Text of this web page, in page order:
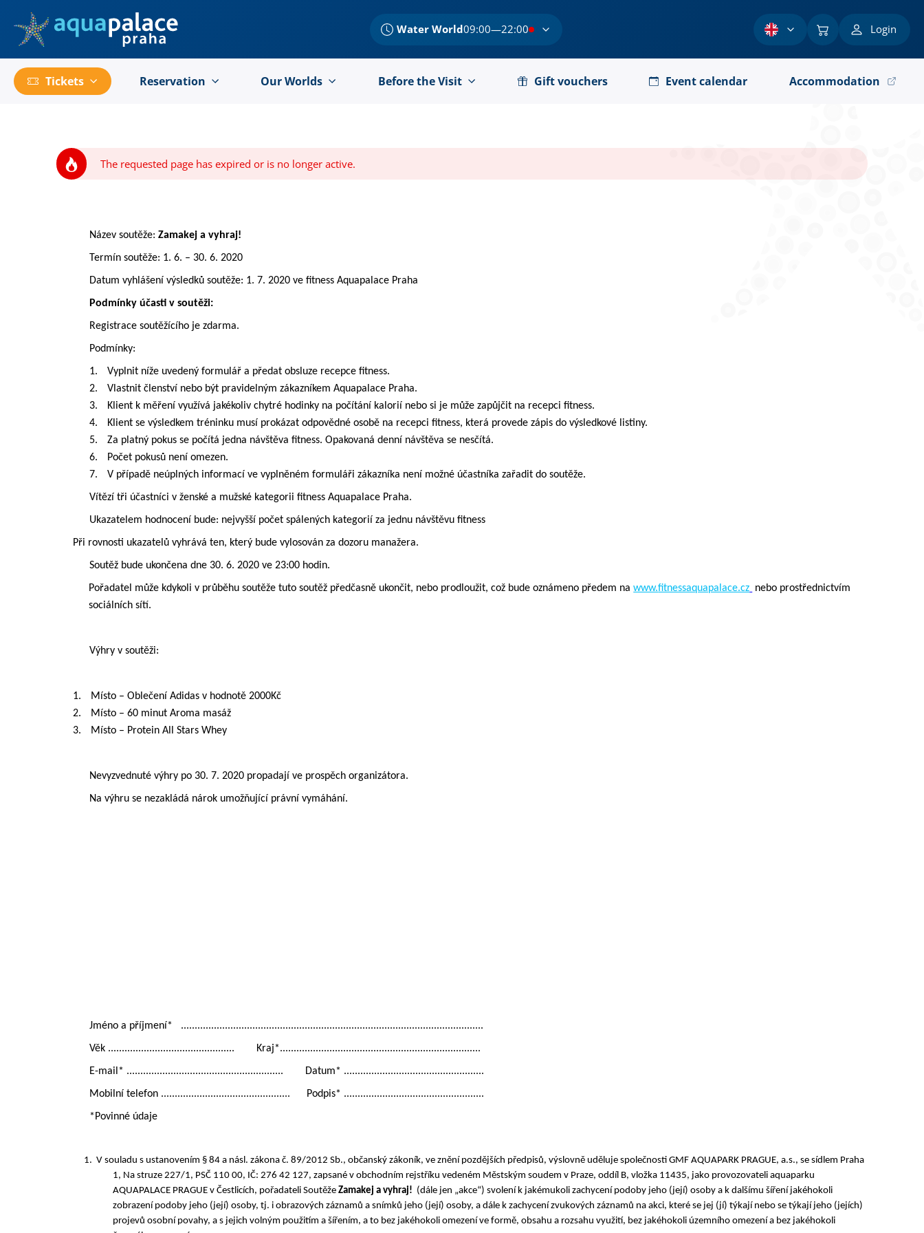
Water World09:00—22:00 Login
Tickets Reservation Our Worlds Before the Visit Gift vouchers Event calendar Accommodation
The requested page has expired or is no longer active.
Název soutěže: Zamakej a vyhraj!
Termín soutěže: 1. 6. – 30. 6. 2020
Datum vyhlášení výsledků soutěže: 1. 7. 2020 ve fitness Aquapalace Praha
Podmínky účasti v soutěži:
Registrace soutěžícího je zdarma.
Podmínky:
1.
Vyplnit níže uvedený formulář a předat obsluze recepce fitness.
2.
Vlastnit členství nebo být pravidelným zákazníkem Aquapalace Praha.
3.
Klient k měření využívá jakékoliv chytré hodinky na počítání kalorií nebo si je může zapůjčit na recepci fitness.
4.
Klient se výsledkem tréninku musí prokázat odpovědné osobě na recepci fitness, která provede zápis do výsledkové listiny.
5.
Za platný pokus se počítá jedna návštěva fitness. Opakovaná denní návštěva se nesčítá.
6.
Počet pokusů není omezen.
7.
V případě neúplných informací ve vyplněném formuláři zákazníka není možné účastníka zařadit do soutěže.
Vítězí tři účastníci v ženské a mužské kategorii fitness Aquapalace Praha.
Ukazatelem hodnocení bude: nejvyšší počet spálených kategorií za jednu návštěvu fitness
Při rovnosti ukazatelů vyhrává ten, který bude vylosován za dozoru manažera.
Soutěž bude ukončena dne 30. 6. 2020 ve 23:00 hodin.
Pořadatel může kdykoli v průběhu soutěže tuto soutěž předčasně ukončit, nebo prodloužit, což bude oznámeno předem nawww.fitnessaquapalace.cz nebo prostřednictvím
sociálních sítí.
Výhry v soutěži:
1.
Místo – Oblečení Adidas v hodnotě 2000Kč
2.
Místo – 60 minut Aroma masáž
3.
Místo – Protein All Stars Whey
Nevyzvednuté výhry po 30. 7. 2020 propadají ve prospěch organizátora.
Na výhru se nezakládá nárok umožňující právní vymáhání.
Jméno a příjmení* ..............................................................................................................
Věk .............................................. Kraj*.........................................................................
E-mail* ......................................................... Datum* ...................................................
Mobilní telefon ............................................... Podpis* ...................................................
*Povinné údaje
V souladu s ustanovením § 84 a násl. zákona č. 89/2012 Sb., občanský zákoník, ve znění pozdějších předpisů, výslovně uděluje společnosti GMF AQUAPARK PRAGUE, a.s., se sídlem Praha
1, Na struze 227/1, PSČ 110 00, IČ: 276 42 127, zapsané v obchodním rejstříku vedeném Městským soudem v Praze, oddíl B, vložka 11435, jako provozovateli aquaparku
AQUAPALACE PRAGUE v Čestlicích, pořadateli Soutěže Zamakej a vyhraj! (dále jen „akce“) svolení k jakémukoli zachycení podoby jeho (její) osoby a k dalšímu šíření jakéhokoli
zobrazení podoby jeho (její) osoby, tj. i obrazových záznamů a snímků jeho (její) osoby, a dále k zachycení zvukových záznamů na akci, které se jej (jí) týkají nebo se týkají jeho (jejích)
projevů osobní povahy, a s jejich volným použitím a šířením, a to bez jakéhokoli omezení ve formě, obsahu a rozsahu využití, bez jakéhokoli územního omezení a bez jakéhokoli